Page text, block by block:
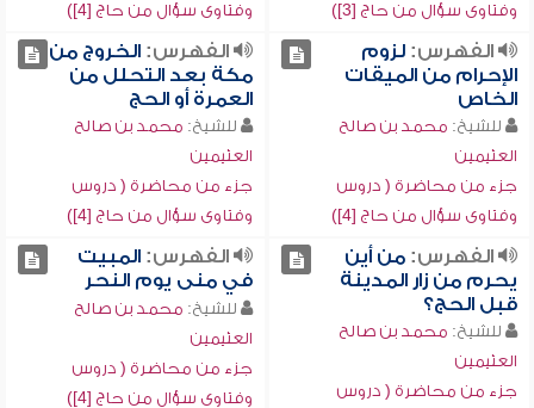
وفتاوى سؤال من حاج [3])
وفتاوى سؤال من حاج [4])
الفهرس:لزوم
الإحرام من الميقات
الخاص
للشيخ: محمد بن صالح
العثيمين
جزء من محاضرة ( دروس
وفتاوى سؤال من حاج [4])
الفهرس:الخروج من
مكة بعد التحلل من
العمرة أو الحج
للشيخ: محمد بن صالح
العثيمين
جزء من محاضرة ( دروس
وفتاوى سؤال من حاج [4])
الفهرس:من أين
يحرم من زار المدينة
قبل الحج؟
للشيخ: محمد بن صالح
العثيمين
جزء من محاضرة ( دروس
الفهرس:المبيت
في منى يوم النحر
للشيخ: محمد بن صالح
العثيمين
جزء من محاضرة ( دروس
وفتاوى سؤال من حاج [4])